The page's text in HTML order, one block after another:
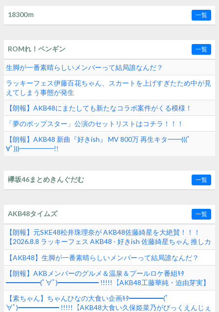
18300ｍ 一覧
ROMれ！ペンギン 一覧
生脚が一番素晴らしいメンバーって結局誰なんだ？
ラッキーフェス伊藤百花ちゃん、スカートを上げすぎたため中が見
えてしまう事態が発生
【朗報】AKB48にまたしても新たなコラボ案件がくる模様！
「夢のポップスター」公演のセットリストはコチラ！！！
【朗報】AKB48 新曲『好きish』 MV 800万 再生キタ━━(((ﾟ
∀ﾟ)))━━━━━!!
欅坂46まとめきんぐだむ 一覧
AKB48タイムズ 一覧
【朗報】元SKE48松井珠理奈が AKB48佐藤綺星を大絶賛！！！
【2026.8.8 ラッキーフェス AKB48 - 好きish 佐藤綺星ちゃん 推しカ
メラ】
【AKB48】生脚が一番素晴らしいメンバーって結局誰なんだ？
【朗報】AKBメンバーのグルメ＆温泉＆プールロケ番組ｷﾀ
━━━━━(ﾟ∀ﾟ)━━━━━━ !!!!!【AKB48工藤華純・迫由芽実】
【素ちゃん】ちゃんひなの大食い企画ｷﾀ━━━━━(ﾟ
∀ﾟ)━━━━━━ !!!!!【AKB48大食い久保姫菜乃がびっくえんじぇ